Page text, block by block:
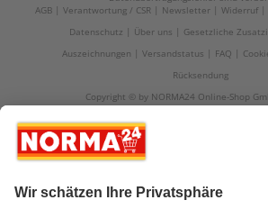
AGB
Verantwortung / CSR Newsletter Widerruf
Datenschutz
Über uns
Gesetzliche
Auszeichnungen
Versandstatus FAQ
Rücksendung
Copyright © by NORMA24 Online-Shop